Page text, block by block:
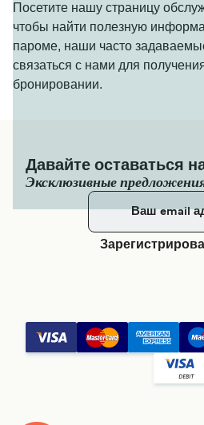
Посетите нашу страницу
чтобы найти полезную
пароме, наши часто
связаться с нами для
бронировании.
Давайте оставаться
Эксклюзивные